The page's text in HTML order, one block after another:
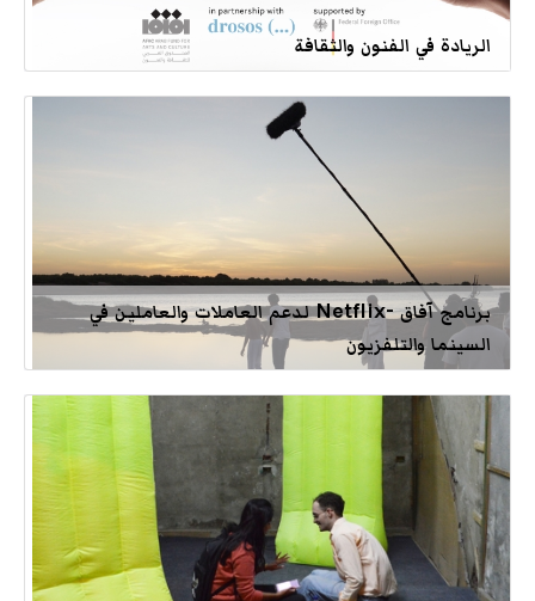
الريادة في الفنون والثقافة
برنامج آفاق -Netflix لدعم العاملات والعاملين في
السينما والتلفزيون